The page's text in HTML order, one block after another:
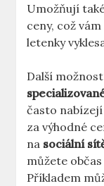
Umožňují
ceny, což
letenky
Další
často
za výhodné
na sociální
můžete
Příkladem